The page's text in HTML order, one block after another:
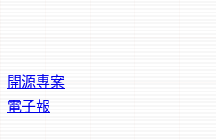
開源專案
電子報